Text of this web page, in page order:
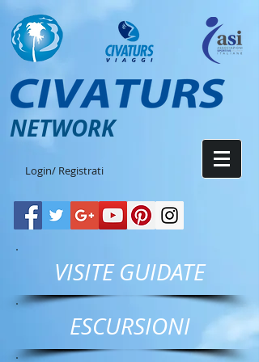
NETWORK
Login/ Registrati
VISITE GUIDATE
ESCURSIONI